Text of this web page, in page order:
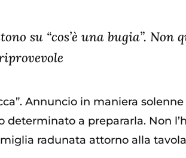
su “cos’è una bugia”.
Annuncio in maniera
determinato a prepararla. Non
radunata attorno alla